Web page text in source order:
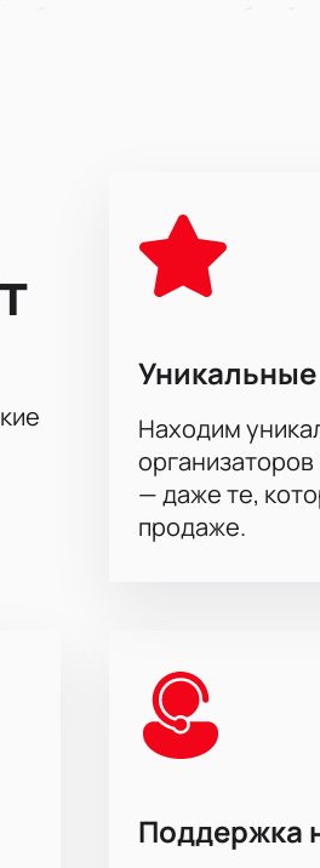
отличается удобством и
удовольствие от просмотра
комплекса делает
Континентальная
- Салават Юлаев.
участие в одном из главных
Для бизнес-клиентов
предложения;
билета.
подлинности и большой
Находим
— даже те,
продаже.
Поддержка